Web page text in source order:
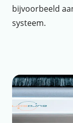
bijvoorbeeld
systeem.